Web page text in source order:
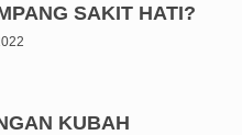
SAKIT HATI?
KUBAH